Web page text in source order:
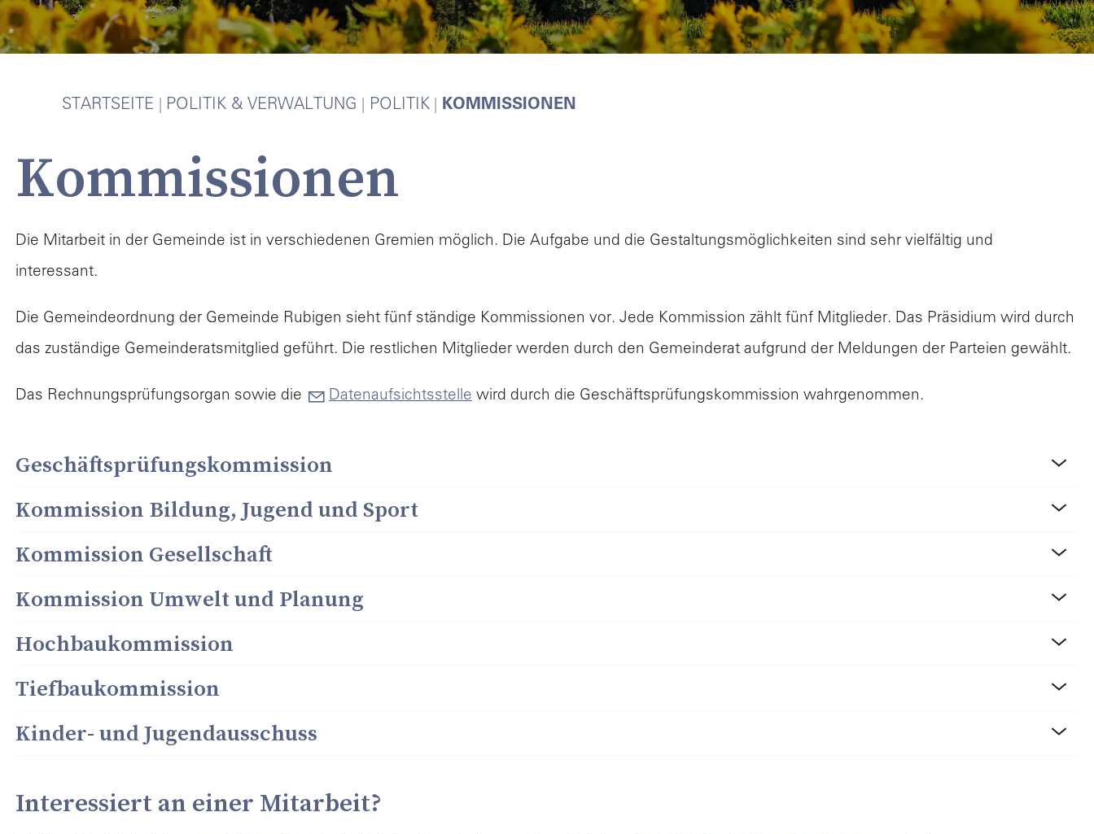
Politik &
Verwaltung
Politik
Gemeindeversammlung
Kommissionen
STARTSEITE POLITIK & VERWALTUNG POLITIK KOMMISSIONEN
Kommissionen
Die Mitarbeit in der Gemeinde ist in verschiedenen Gremien möglich. Die Aufgabe und die Gestaltungsmöglichkeiten sind sehr vielfältig und
interessant.
Die Gemeindeordnung der Gemeinde Rubigen sieht fünf ständige Kommissionen vor. Jede Kommission zählt fünf Mitglieder. Das Präsidium wird durch
das zuständige Gemeinderatsmitglied geführt. Die restlichen Mitglieder werden durch den Gemeinderat aufgrund der Meldungen der Parteien gewählt.
Das Rechnungsprüfungsorgan sowie die Datenaufsichtsstelle wird durch die Geschäftsprüfungskommission wahrgenommen.
Geschäftsprüfungskommission
Kommission Bildung, Jugend und Sport
Kommission Gesellschaft
Kommission Umwelt und Planung
Hochbaukommission
Tiefbaukommission
Kinder- und Jugendausschuss
Interessiert an einer Mitarbeit?